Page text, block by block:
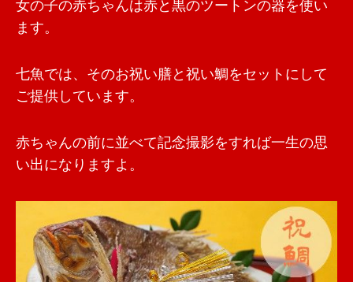
女の子の赤ちゃんは赤と黒のツートンの器を使い
ます。
七魚では、そのお祝い膳と祝い鯛をセットにして
ご提供しています。
赤ちゃんの前に並べて記念撮影をすれば一生の思
い出になりますよ。